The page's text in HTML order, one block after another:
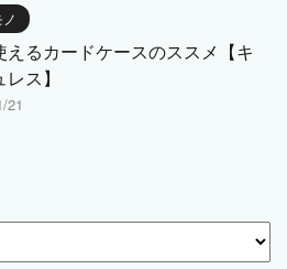
えるカードケースのススメ【キ
ス】
21